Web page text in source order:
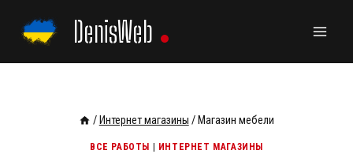
содержанию
DenisWeb
/Интернет магазины /Магазин мебели
ВСЕ РАБОТЫ ИНТЕРНЕТ МАГАЗИНЫ